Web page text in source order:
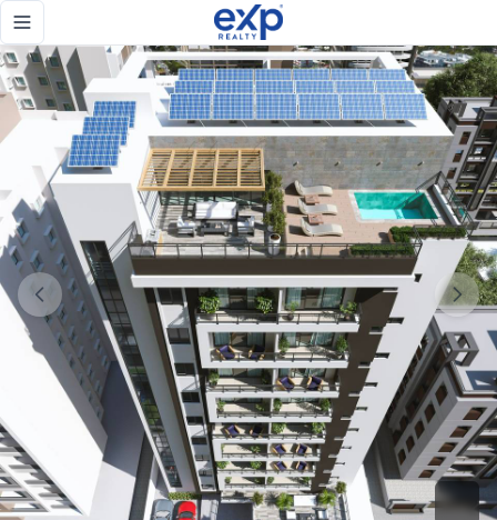
Toggle navigation menu
Venta de apartamentos de 1 y 2 habitaciones en Urb.